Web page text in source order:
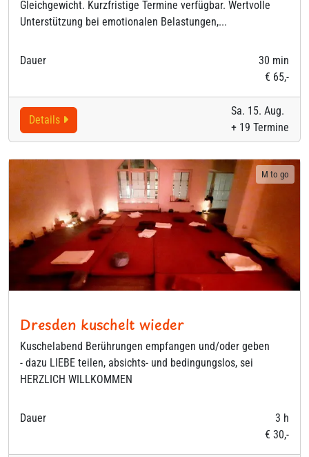
Gleichgewicht. Kurzfristige Termine verfügbar. Wertvolle
Unterstützung bei emotionalen Belastungen,...
Dauer
30 min
€ 65,-
Sa. 15. Aug.
+ 19 Termine
Details
M to go
Dresden kuschelt wieder
Kuschelabend Berührungen empfangen und/oder geben
- dazu LIEBE teilen, absichts- und bedingungslos, sei
HERZLICH WILLKOMMEN
Dauer
3 h
€ 30,-